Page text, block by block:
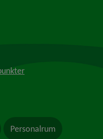
webbplats, öppnas i nytt
Personalrum